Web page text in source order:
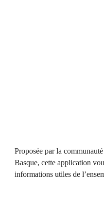
Proposée par la
Basque, cette application
informations utiles de